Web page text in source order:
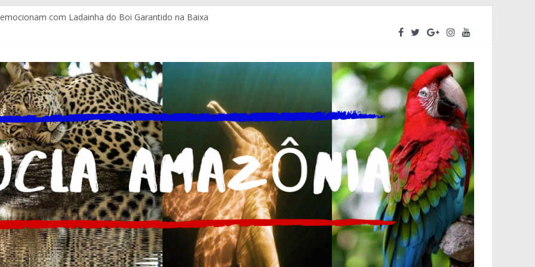
com Ladainha do Boi Garantido na Baixa
e com certificação da Coca-Cola Brasil ajudam pequenos empreendedores a se preparar para o segundo semestre
atendimento policial com Delegacia do Turista no Bumbódromo